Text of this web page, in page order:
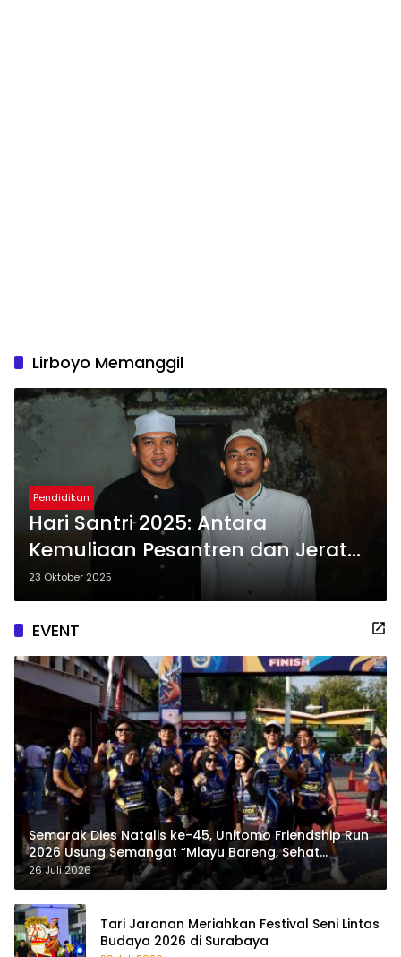
Lirboyo Memanggil
Pendidikan
Hari Santri 2025: Antara
Kemuliaan Pesantren dan Jerat
Framing Negatif Media
23 Oktober 2025
EVENT
Semarak Dies Natalis ke-45, Unitomo Friendship Run
2026 Usung Semangat “Mlayu Bareng, Sehat
Bareng”
26 Juli 2026
Tari Jaranan Meriahkan Festival Seni Lintas
Budaya 2026 di Surabaya